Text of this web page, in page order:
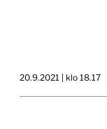
20.9.2021 | klo 18.17